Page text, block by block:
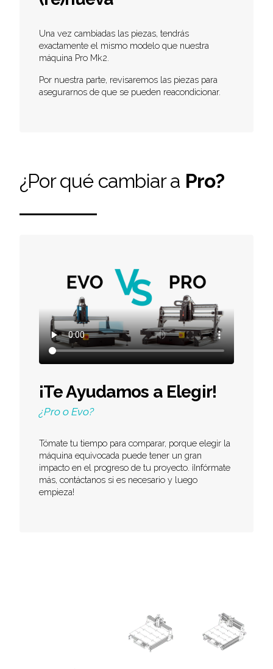
Una vez cambiadas las piezas, tendrás
exactamente el mismo modelo que nuestra
máquina Pro Mk2.
Por nuestra parte, revisaremos las piezas para
asegurarnos de que se pueden reacondicionar.
¿Por qué cambiar a Pro?
¡Te Ayudamos a Elegir!
¿Pro o Evo?
Tómate tu tiempo para comparar, porque elegir la
máquina equivocada puede tener un gran
impacto en el progreso de tu proyecto. ¡Infórmate
más, contáctanos si es necesario y luego
empieza!